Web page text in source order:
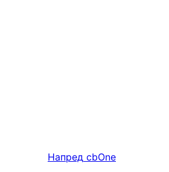
Напред cbOne